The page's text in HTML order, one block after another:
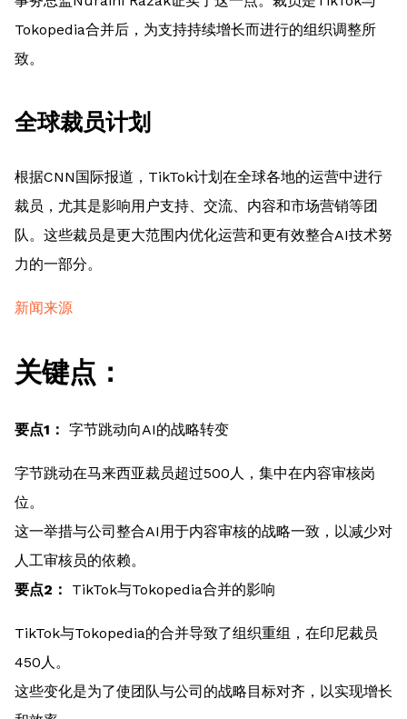
Tokopedia合并后，为支持持续增长而进行的组织调整所
致。
全球裁员计划
根据CNN国际报道，TikTok计划在全球各地的运营中进行
裁员，尤其是影响用户支持、交流、内容和市场营销等团
队。这些裁员是更大范围内优化运营和更有效整合AI技术努
力的一部分。
新闻来源
关键点：
要点1： 字节跳动向AI的战略转变
字节跳动在马来西亚裁员超过500人，集中在内容审核岗
位。
这一举措与公司整合AI用于内容审核的战略一致，以减少对
人工审核员的依赖。
要点2：
TikTok与Tokopedia合并的影响
TikTok与Tokopedia的合并导致了组织重组，在印尼裁员
450人。
这些变化是为了使团队与公司的战略目标对齐，以实现增长